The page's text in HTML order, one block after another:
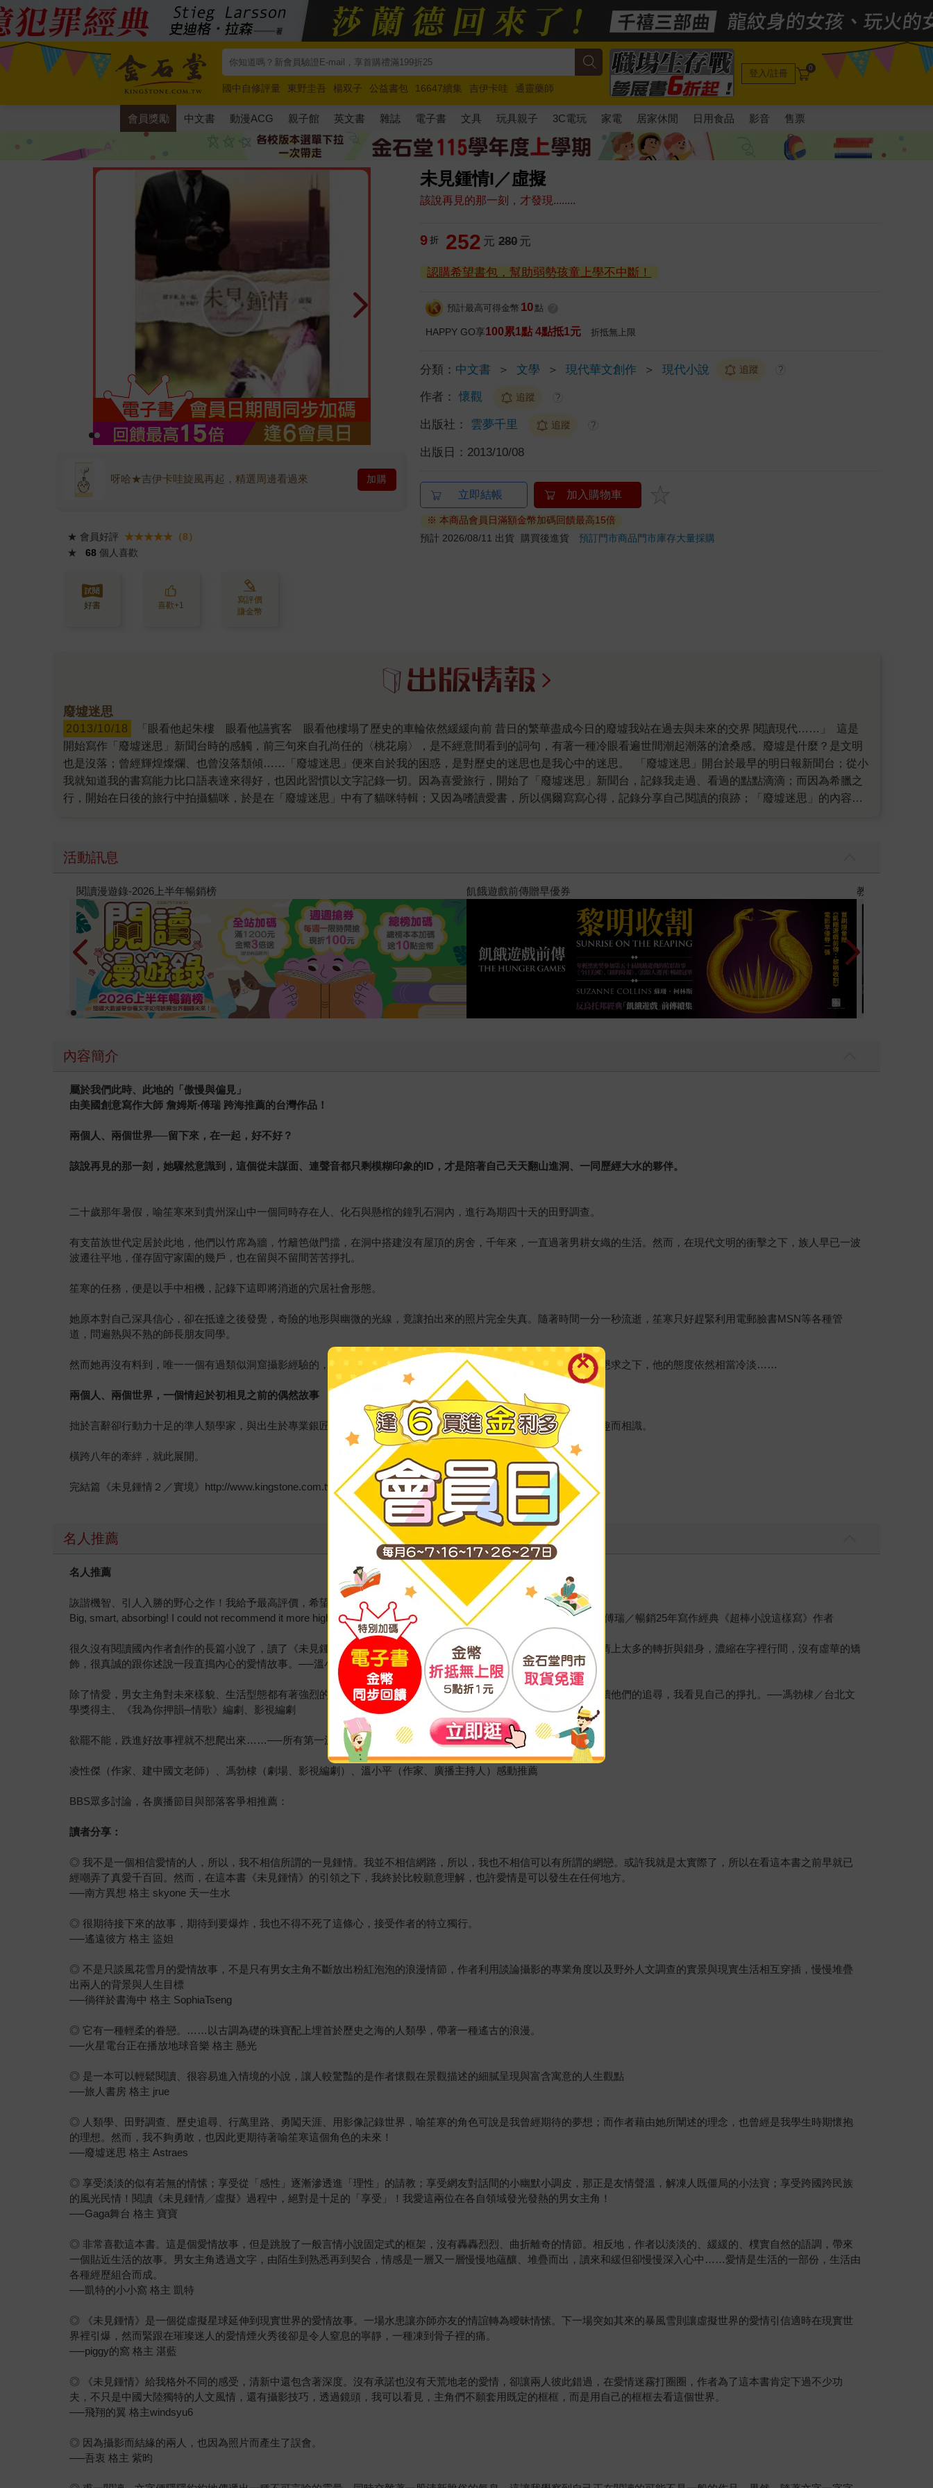
國中自修評量 東野圭吾 楊双子 公益書包 16647續集 吉伊卡哇
通靈藥師
唯紅花綻放
奧德賽 路邊攤新作 馬斯克 玩具總動員5 超慢跑
登入/註冊 0
會員獎勵 中文書 動漫ACG 親子館 英文書 雜誌 電子書 文具 玩具親子 3C電玩 家電 居家休閒 日用食品 影音 售票
未見鍾情I／虛擬
該說再見的那一刻，才發現........
呀哈★吉伊卡哇旋風再起，精選周邊看過來 加購
★ 會員好評
★★★★★（8）
★
68 個人喜歡
好書 喜歡+1
寫評價
賺金幣
9 折 252 元 280 元
認購希望書包，幫助弱勢孩童上學不中斷！
預計最高可得金幣 10 點
HAPPY GO享100累1點 4點抵1元 折抵無上限
分類： 中文書 ＞ 文學 ＞ 現代華文創作 ＞ 現代小說 追蹤 ?
作者： 懷觀 追蹤 ?
出版社： 雲夢千里 追蹤 ?
出版日： 2013/10/08
立即結帳 加入購物車
※ 本商品會員日滿額金幣加碼回饋最高15倍
預計 2026/08/11 出貨
購買後進貨預訂門市商品門市庫存大量採購
廢墟迷思
2013/10/18
開始寫作「廢墟迷思」新聞台時的感觸，前三句來自孔尚任的〈桃花扇〉，是不經意間看到的詞句，有著一種冷眼看遍世間潮起潮落的滄桑感。廢墟是什麼？是文明
也是沒落；曾經輝煌燦爛、也曾沒落頹傾……「廢墟迷思」便來自於我的困惑，是對歷史的迷思也是我心中的迷思。 「廢墟迷思」開台於最早的明日報新聞台；從小
我就知道我的書寫能力比口語表達來得好，也因此習慣以文字記錄一切。因為喜愛旅行，開始了「廢墟迷思」新聞台，記錄我走過、看過的點點滴滴；而因為希臘之
行，開始在日後的旅行中拍攝貓咪，於是在「廢墟迷思」中有了貓咪特輯；又因為嗜讀愛書，所以偶爾寫寫心得，記錄分享自己閱讀的痕跡；「廢墟迷思」的內容也
愛的作家倒不如介紹某位作家與我喜愛的作品，即使是同一位作家的作品，喜愛程度也有所區別。最能讓我一讀再讀的，便是張曼娟的《海水正藍》、珍‧奧斯汀的
《傲慢與偏見》、鹿橋的《未央歌》、林語堂的《京華煙雲》、丹‧布朗的《達文西密碼》和莫莉薊野的《貓國物語系列》……等，似乎介紹不完呢！而近期，則閱讀
了關心則亂的穿越小說《海棠依舊》、東方出版社試讀活動的《奶奶的一季大禮》和貓攝影師吳毅平的《當世界只剩下貓》。
活動訊息
教場電影版 十字殺手【艾迪．弗林系列 前傳】 世界上最透明
內容簡介
屬於我們此時、此地的「傲慢與偏見」
由美國創意寫作大師 詹姆斯‧傅瑞 跨海推薦的台灣作品！
兩個人、兩個世界──留下來，在一起，好不好？
該說再見的那一刻，她驟然意識到，這個從未謀面、連聲音都只剩模糊印象的ID，才是陪著自己天天翻山進洞、一同歷經大水的夥伴。
二十歲那年暑假，喻笙寒來到貴州深山中一個同時存在人、化石與懸棺的鐘乳石洞內，進行為期四十天的田野調查。
有支苗族世代定居於此地，他們以竹席為牆，竹籬笆做門擋，在洞中搭建沒有屋頂的房舍，千年來，一直過著男耕女織的生活。然而，在現代文明的衝擊之下，族人早已一波
波遷往平地，僅存固守家園的幾戶，也在留與不留間苦苦掙扎。
笙寒的任務，便是以手中相機，記錄下這即將消逝的穴居社會形態。
她原本對自己深具信心，卻在抵達之後發覺，奇險的地形與幽微的光線，竟讓拍出來的照片完全失真。隨著時間一分一秒流逝，笙寒只好趕緊利用電郵臉書MSN等各種管
道，問遍熟與不熟的師長朋友同學。
然而她再沒有料到，唯一一個有過類似洞窟攝影經驗的，不但是個陌生人，還遠在芝加哥。更糟的是，即使在她苦苦懇求之下，他的態度依然相當冷淡……
兩個人、兩個世界，一個情起於初相見之前的偶然故事
拙於言辭卻行動力十足的準人類學家，與出生於專業銀匠世族、立志打造自己珠寶品牌的創業者，因為一個共同的興趣而相識。
橫跨八年的牽絆，就此展開。
完結篇《未見鍾情２／實境》http://www.kingstone.com.tw/book/book_page.asp?kmcode=2018578032956
名人推薦
名人推薦
詼諧機智、引人入勝的野心之作！我給予最高評價，希望這部小說能在美國出版！
Big, smart, absorbing! I could not recommend it more highly and wish this book will be published in the U.S. ──詹姆斯‧傅瑞／暢銷25年寫作經典《超棒小說這樣寫》作者
很久沒有閱讀國內作者創作的長篇小說了，讀了《未見鍾情》，竟然捨不得放下，從夜裡一口氣讀到凌晨五點多。感情上太多的轉折與錯身，濃縮在字裡行間，沒有虛華的矯
飾，很真誠的跟你述說一段直搗內心的愛情故事。──溫小平／作家、廣播主持人
除了情愛，男女主角對未來樣貌、生活型態都有著強烈的憧憬，而這憧憬本身，竟又構成他們在一起的阻撓。透過閱讀他們的追尋，我看見自己的掙扎。──馮勃棣／台北文
學獎得主、《我為你押韻─情歌》編劇、影視編劇
欲罷不能，跌進好故事裡就不想爬出來……──所有第一波試讀者的共同心聲，摘自FB留言
凌性傑（作家、建中國文老師）、馮勃棣（劇場、影視編劇）、溫小平（作家、廣播主持人）感動推薦
BBS眾多討論，各廣播節目與部落客爭相推薦：
讀者分享：
◎ 我不是一個相信愛情的人，所以，我不相信所謂的一見鍾情。我並不相信網路，所以，我也不相信可以有所謂的網戀。或許我就是太實際了，所以在看這本書之前早就已
經嘲弄了真愛千百回。然而，在這本書《未見鍾情》的引領之下，我終於比較願意理解，也許愛情是可以發生在任何地方。
──南方異想 格主 skyone 天一生水
◎ 很期待接下來的故事，期待到要爆炸，我也不得不死了這條心，接受作者的特立獨行。
──遙遠彼方 格主 盜妲
◎ 不是只談風花雪月的愛情故事，不是只有男女主角不斷放出粉紅泡泡的浪漫情節，作者利用談論攝影的專業角度以及野外人文調查的實景與現實生活相互穿插，慢慢堆疊
出兩人的背景與人生目標
──徜徉於書海中 格主 SophiaTseng
◎ 它有一種輕柔的眷戀。……以古調為礎的珠寶配上埋首於歷史之海的人類學，帶著一種遙古的浪漫。
──火星電台正在播放地球音樂 格主 懸光
◎ 是一本可以輕鬆閱讀、很容易進入情境的小說，讓人較驚豔的是作者懷觀在景觀描述的細膩呈現與富含寓意的人生觀點
──旅人書房 格主 jrue
◎ 人類學、田野調查、歷史追尋、行萬里路、勇闖天涯、用影像記錄世界，喻笙寒的角色可說是我曾經期待的夢想；而作者藉由她所闡述的理念，也曾經是我學生時期懷抱
的理想。然而，我不夠勇敢，也因此更期待著喻笙寒這個角色的未來！
──廢墟迷思 格主 Astraes
◎ 享受淡淡的似有若無的情愫；享受從「感性」逐漸滲透進「理性」的請教；享受網友對話間的小幽默小調皮，那正是友情聲溫，解凍人既僵局的小法寶；享受跨國跨民族
的風光民情！閱讀《未見鍾情╱虛擬》過程中，絕對是十足的「享受」！我愛這兩位在各自領域發光發熱的男女主角！
──Gaga舞台 格主 寶寶
◎ 非常喜歡這本書。這是個愛情故事，但是跳脫了一般言情小說固定式的框架，沒有轟轟烈烈、曲折離奇的情節。相反地，作者以淡淡的、緩緩的、樸實自然的語調，帶來
一個貼近生活的故事。男女主角透過文字，由陌生到熟悉再到契合，情感是一層又一層慢慢地蘊釀、堆疊而出，讀來和緩但卻慢慢深入心中……愛情是生活的一部份，生活由
各種經歷組合而成。
──凱特的小小窩 格主 凱特
◎ 《未見鍾情》是一個從虛擬星球延伸到現實世界的愛情故事。一場水患讓亦師亦友的情誼轉為曖昧情愫。下一場突如其來的暴風雪則讓虛擬世界的愛情引信適時在現實世
界裡引爆，然而緊跟在璀璨迷人的愛情煙火秀後卻是令人窒息的寧靜，一種凍到骨子裡的痛。
──piggy的窩 格主 湛藍
◎ 《未見鍾情》給我格外不同的感受，清新中還包含著深度。沒有承諾也沒有天荒地老的愛情，卻讓兩人彼此錯過，在愛情迷霧打圈圈，作者為了這本書肯定下過不少功
夫，不只是中國大陸獨特的人文風情，還有攝影技巧，透過鏡頭，我可以看見，主角們不願套用既定的框框，而是用自己的框框去看這個世界。
──飛翔的翼 格主windsyu6
◎ 因為攝影而結緣的兩人，也因為照片而產生了誤會。
──吾衷 格主 紫昀